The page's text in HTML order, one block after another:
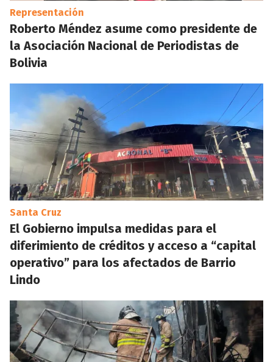
Representación
Roberto Méndez asume como presidente de
la Asociación Nacional de Periodistas de
Bolivia
Santa Cruz
El Gobierno impulsa medidas para el
diferimiento de créditos y acceso a “capital
operativo” para los afectados de Barrio
Lindo